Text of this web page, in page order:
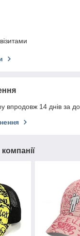
впродовж 14 днів за